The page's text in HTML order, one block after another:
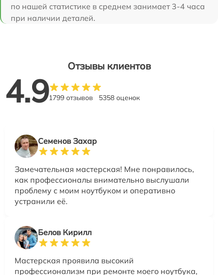
по нашей статистике в среднем занимает 3-4 часа
при наличии деталей.
Отзывы клиентов
4.91799 отзывов 5358 оценок
Семенов Захар
Замечательная мастерская! Мне понравилось,
как профессионалы внимательно выслушали
проблему с моим ноутбуком и оперативно
устранили её.
Белов Кирилл
Мастерская проявила высокий
профессионализм при ремонте моего ноутбука,